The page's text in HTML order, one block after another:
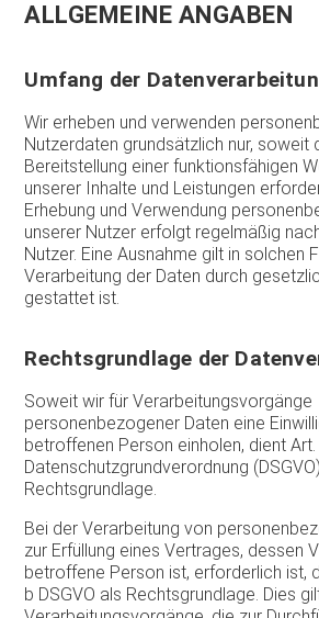
ALLGEMEINE ANGABEN
Umfang der
Wir erheben und verwenden
Nutzerdaten grundsätzlich nur, soweit
Bereitstellung einer funktionsfähigen
unserer Inhalte und Leistungen
Erhebung und Verwendung
unserer Nutzer erfolgt regelmäßig
Nutzer. Eine Ausnahme gilt in solchen
Verarbeitung der Daten durch
gestattet ist.
Rechtsgrundlage der
Soweit wir für Verarbeitungsvorgänge
personenbezogener Daten eine
betroffenen Person einholen, dient Art.
Datenschutzgrundverordnung
Rechtsgrundlage.
Bei der Verarbeitung von
zur Erfüllung eines Vertrages, dessen
betroffene Person ist, erforderlich ist,
b DSGVO als Rechtsgrundlage. Dies